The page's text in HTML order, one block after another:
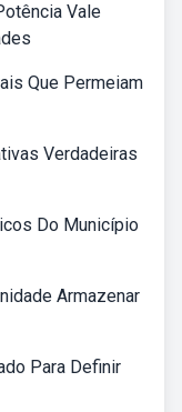
Vale
Que Permeiam
Verdadeiras
Do Município
Armazenar
Para Definir